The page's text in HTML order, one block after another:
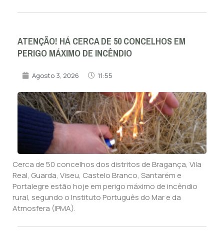
ATENÇÃO! HÁ CERCA DE 50 CONCELHOS EM
PERIGO MÁXIMO DE INCÊNDIO
Agosto 3, 2026 11:55
Cerca de 50 concelhos dos distritos de Bragança, Vila
Real, Guarda, Viseu, Castelo Branco, Santarém e
Portalegre estão hoje em perigo máximo de incêndio
rural, segundo o Instituto Português do Mar e da
Atmosfera (IPMA).